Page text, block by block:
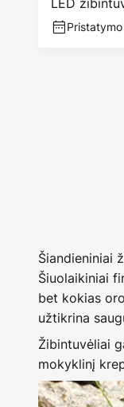
Šiandieniniai
Šiuolaikiniai
bet kokias
užtikrina
Žibintuvėliai
mokyklinį